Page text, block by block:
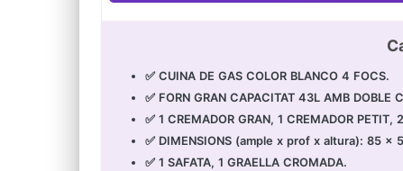
✅ CUINA DE GAS COLOR BLANCO 4 FOCS.
✅ FORN GRAN CAPACITAT 43L AMB DOBLE
✅ 1 CREMADOR GRAN, 1 CREMADOR PETIT,
✅ DIMENSIONS (ample x prof x altura): 85 x
✅ 1 SAFATA, 1 GRAELLA CROMADA.